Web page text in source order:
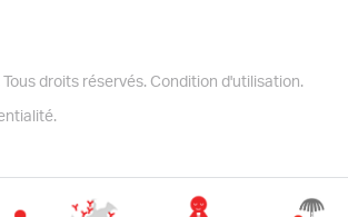
droits réservés.Condition d'utilisation.